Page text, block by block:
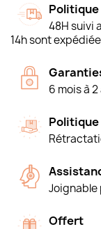
48H suivi
14h sont
6 mois à
Joignable
Offert